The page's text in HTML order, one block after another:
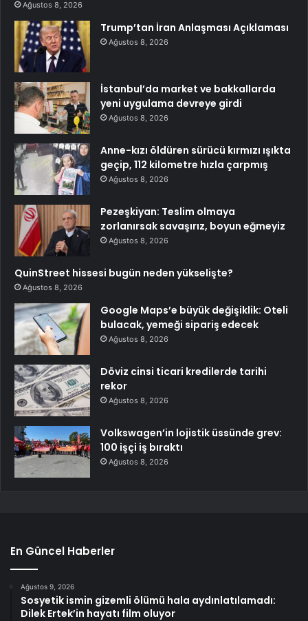
Ağustos 8, 2026
Trump’tan İran Anlaşması Açıklaması
Ağustos 8, 2026
İstanbul’da market ve bakkallarda
yeni uygulama devreye girdi
Ağustos 8, 2026
Anne-kızı öldüren sürücü kırmızı ışıkta
geçip, 112 kilometre hızla çarpmış
Ağustos 8, 2026
Pezeşkiyan: Teslim olmaya
zorlanırsak savaşırız, boyun eğmeyiz
Ağustos 8, 2026
QuinStreet hissesi bugün neden yükselişte?
Ağustos 8, 2026
Google Maps’e büyük değişiklik: Oteli
bulacak, yemeği sipariş edecek
Ağustos 8, 2026
Döviz cinsi ticari kredilerde tarihi
rekor
Ağustos 8, 2026
Volkswagen’in lojistik üssünde grev:
100 işçi iş bıraktı
Ağustos 8, 2026
En Güncel Haberler
Ağustos 9, 2026
Sosyetik ismin gizemli ölümü hala aydınlatılamadı:
Dilek Ertek’in hayatı film oluyor